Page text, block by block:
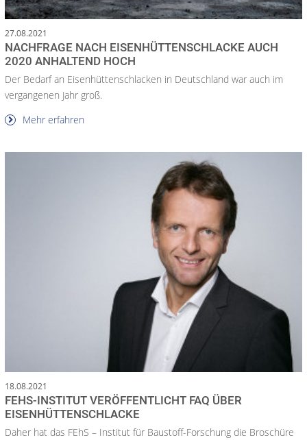
27.08.2021
NACHFRAGE NACH EISENHÜTTENSCHLACKE AUCH
2020 ANHALTEND HOCH
Der Bedarf an Eisenhüttenschlacken in Deutschland war auch im
vergangenen Jahr groß.
Mehr erfahren
18.08.2021
FEHS-INSTITUT VERÖFFENTLICHT FAQ ÜBER
EISENHÜTTENSCHLACKE
Daher hat das FEhS – Institut für Baustoff-Forschung die Broschüre